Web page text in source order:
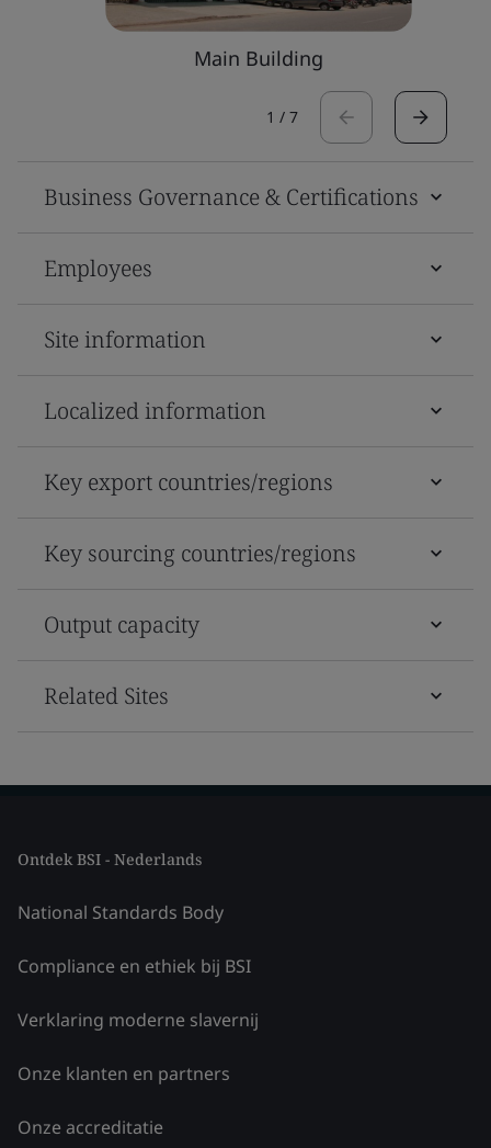
Main Building
1 / 7
Business Governance & Certifications
Employees
Site information
Localized information
Key export countries/regions
Key sourcing countries/regions
Output capacity
Related Sites
Ontdek BSI - Nederlands
National Standards Body
Compliance en ethiek bij BSI
Verklaring moderne slavernij
Onze klanten en partners
Onze accreditatie